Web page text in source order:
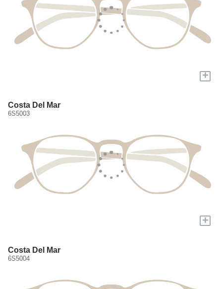
+
Costa Del Mar
6S5003
+
Costa Del Mar
6S5004